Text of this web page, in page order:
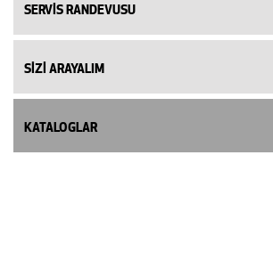
SERVİS RANDEVUSU
SİZİ ARAYALIM
KATALOGLAR